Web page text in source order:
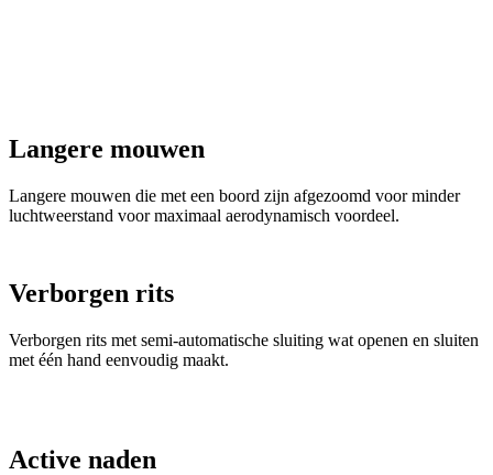
Langere mouwen
Langere mouwen die met een boord zijn afgezoomd voor minder
luchtweerstand voor maximaal aerodynamisch voordeel.
Verborgen rits
Verborgen rits met semi-automatische sluiting wat openen en sluiten
met één hand eenvoudig maakt.
Active naden